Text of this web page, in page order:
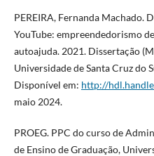
PEREIRA, Fernanda Machado.
YouTube: empreendedorismo
autoajuda. 2021. Dissertação
Universidade de Santa Cruz do
Disponível em: http://
maio 2024.
PROEG. PPC do curso de
de Ensino de Graduação,